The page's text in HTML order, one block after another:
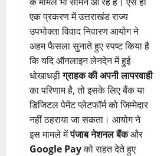
एक प्रकरण में उत्तराखंड राज्य
उपभोक्ता विवाद निवारण आयोग ने
अहम फैसला सुनाते हुए स्पष्ट किया है
कि यदि ऑनलाइन लेनदेन में हुई
धोखाधड़ीग्राहक की अपनी लापरवाही
का परिणाम है, तो इसके लिए बैंक या
डिजिटल पेमेंट प्लेटफॉर्म को जिम्मेदार
नहीं ठहराया जा सकता। आयोग ने
इस मामले मेंपंजाब नेशनल बैंकऔर
Google Payको राहत देते हुए